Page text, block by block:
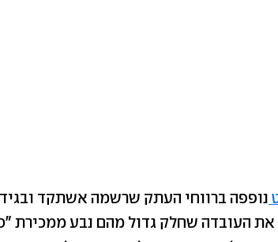
נופפה ברווחי העתק שרשמה אשתקד
את העובדה שחלק גדול מהם נבע